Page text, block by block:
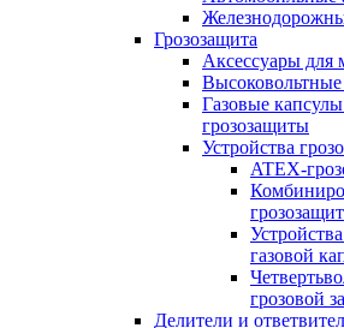
Грозозащита
Аксессуары для
Газовые
грозозащиты
Устройства
ATEX-
газовой
грозовой
Делители и